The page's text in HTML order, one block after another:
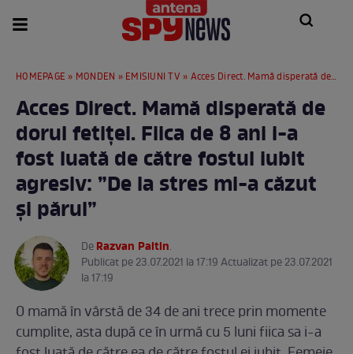
HOMEPAGE » MONDEN » EMISIUNI TV » Acces Direct. Mamă disperată de dorul fetiței. Fiica de 8 ani i-a fost luată de către fostul iubit agresiv: ”De la stres mi-a căzut și părul”
Acces Direct. Mamă disperată de
dorul fetiței. Fiica de 8 ani i-a
fost luată de către fostul iubit
agresiv: ”De la stres mi-a căzut
și părul”
DeRazvan Paltin.
Publicat pe 23.07.2021 la 17:19 Actualizat pe 23.07.2021
la 17:19
O mamă în vârstă de 34 de ani trece prin momente
cumplite, asta după ce în urmă cu 5 luni fiica sa i-a